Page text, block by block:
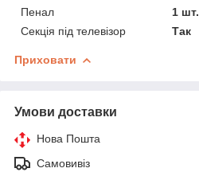
Пенал
1 шт.
Секція під телевізор
Так
Приховати
Умови доставки
Нова Пошта
Самовивіз